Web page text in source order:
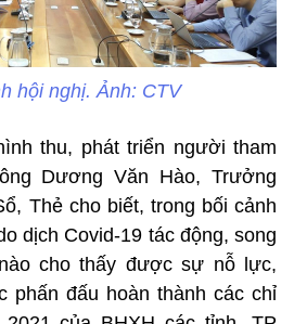
hội nghị. Ảnh: CTV
thu, phát triển người tham
Dương Văn Hào, Trưởng
Thẻ cho biết, trong bối cảnh
dịch Covid-19 tác động, song
cho thấy được sự nỗ lực,
phấn đấu hoàn thành các chỉ